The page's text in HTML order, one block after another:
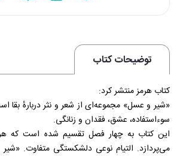
توضیحات کتاب
کتاب هرمز منتشر کرد:
«شیر و عسل» مجموعه‌ای از شعر و نثر دربارهٔ بقا
سوءاستفاده، عشق، فقدان و زنانگی.
این کتاب به چهار فصل تقسیم شده است که
می‌پردازد. التیام نوعی دلشکستگی متفاوت.